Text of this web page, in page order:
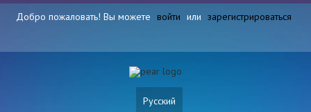
Добро пожаловать! Вы можете войти или зарегистрироваться
Русский